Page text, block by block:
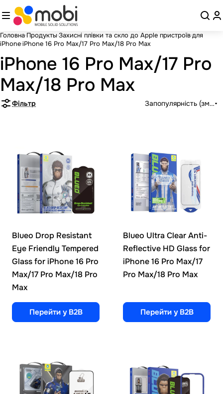
Головна Продукты Захисні плівки та скло до Apple пристроївдля
iPhoneiPhone 16 Pro Max/17 Pro Max/18 Pro Max
iPhone 16 Pro Max/17 Pro
Max/18 Pro Max
Фільтр Запопулярність
Blueo Drop Resistant
Eye Friendly Tempered
Glass for iPhone 16 Pro
Max/17 Pro Max/18 Pro
Max
Перейти у B2B
Blueo Ultra Clear Anti-
Reflective HD Glass for
iPhone 16 Pro Max/17
Pro Max/18 Pro Max
Перейти у B2B